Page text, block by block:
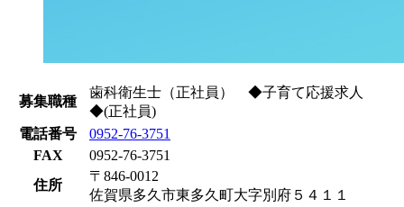
募集職種
歯科衛生士（正社員） ◆子育て応援求人
◆(正社員)
電話番号
0952-76-3751
FAX
0952-76-3751
住所
〒846-0012
佐賀県多久市東多久町大字別府５４１１